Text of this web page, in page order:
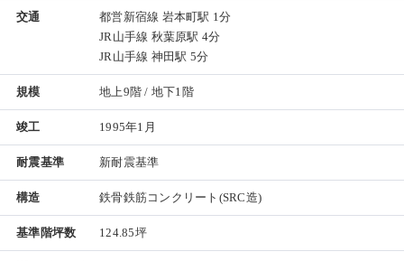
交通
都営新宿線 岩本町駅 1分
JR山手線 秋葉原駅 4分
JR山手線 神田駅 5分
規模 地上9階 / 地下1階
竣工 1995年1月
耐震基準 新耐震基準
構造 鉄骨鉄筋コンクリート(SRC造)
基準階坪数 124.85坪